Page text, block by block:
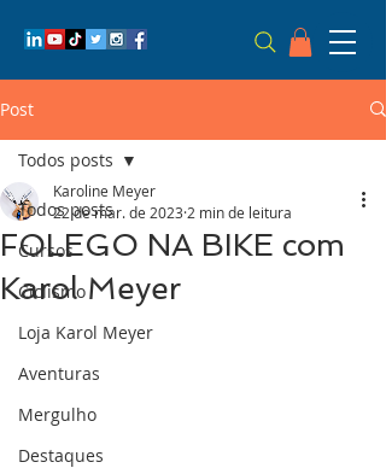
Post
Todos posts
Cursos
Ciclismo
Loja Karol Meyer
Aventuras
Mergulho
Destaques
Todos posts
FOLEGO NA BIKE com
Karol Meyer
Karoline Meyer
22 de mar. de 2023 2 min de leitura